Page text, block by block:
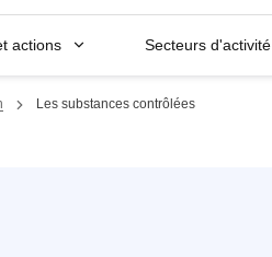
actions Secteurs d'activité
Les substances contrôlées